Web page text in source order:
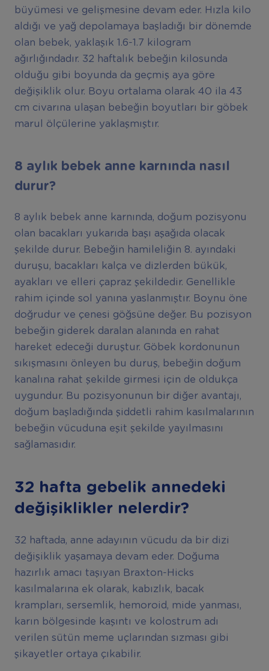
büyümesi ve gelişmesine devam eder. Hızla kilo
aldığı ve yağ depolamaya başladığı bir dönemde
olan bebek, yaklaşık 1.6-1.7 kilogram
ağırlığındadır. 32 haftalık bebeğin kilosunda
olduğu gibi boyunda da geçmiş aya göre
değişiklik olur. Boyu ortalama olarak 40 ila 43
cm civarına ulaşan bebeğin boyutları bir göbek
marul ölçülerine yaklaşmıştır.
8 aylık bebek anne karnında nasıl
durur?
8 aylık bebek anne karnında, doğum pozisyonu
olan bacakları yukarıda başı aşağıda olacak
şekilde durur. Bebeğin hamileliğin 8. ayındaki
duruşu, bacakları kalça ve dizlerden bükük,
ayakları ve elleri çapraz şekildedir. Genellikle
rahim içinde sol yanına yaslanmıştır. Boynu öne
doğrudur ve çenesi göğsüne değer. Bu pozisyon
bebeğin giderek daralan alanında en rahat
hareket edeceği duruştur. Göbek kordonunun
sıkışmasını önleyen bu duruş, bebeğin doğum
kanalına rahat şekilde girmesi için de oldukça
uygundur. Bu pozisyonunun bir diğer avantajı,
doğum başladığında şiddetli rahim kasılmalarının
bebeğin vücuduna eşit şekilde yayılmasını
sağlamasıdır.
32 hafta gebelik annedeki
değişiklikler nelerdir?
32 haftada, anne adayının vücudu da bir dizi
değişiklik yaşamaya devam eder. Doğuma
hazırlık amacı taşıyan Braxton-Hicks
kasılmalarına ek olarak, kabızlık, bacak
krampları, sersemlik, hemoroid, mide yanması,
karın bölgesinde kaşıntı ve kolostrum adı
verilen sütün meme uçlarından sızması gibi
şikayetler ortaya çıkabilir.